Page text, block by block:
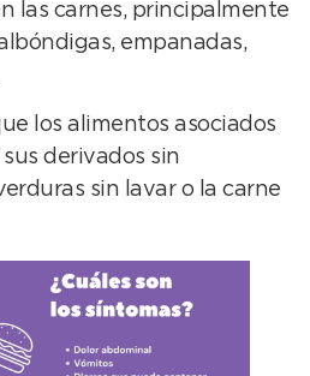
las carnes, principalmente
empanadas,
los alimentos asociados
derivados sin
sin lavar o la carne